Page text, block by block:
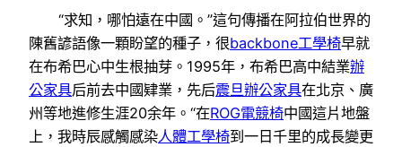
“求知，哪怕遠在中國。”這句傳播在阿拉伯世界的
陳舊諺語像一顆盼望的種子，很backbone工學椅早就
在布希巴心中生根抽芽。1995年，布希巴高中結業辦
公家具后前去中國肄業，先后震旦辦公家具在北京、廣
州等地進修生涯20余年。“在ROG電競椅中國這片地盤
上，我時辰感觸感染人體工學椅到一日千里的成長變更